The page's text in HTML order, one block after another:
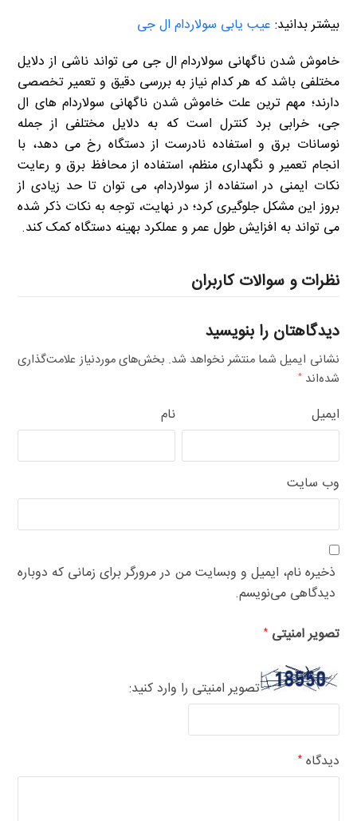
بیشتر بدانید: عیب یابی سولاردام ال جی
خاموش شدن ناگهانی سولاردام ال جی می تواند ناشی از دلایل
مختلفی باشد که هر کدام نیاز به بررسی دقیق و تعمیر تخصصی
دارند؛ مهم ترین علت خاموش شدن ناگهانی سولاردام های ال
جی، خرابی برد کنترل است که به دلایل مختلفی از جمله
نوسانات برق و استفاده نادرست از دستگاه رخ می دهد، با
انجام تعمیر و نگهداری منظم، استفاده از محافظ برق و رعایت
نکات ایمنی در استفاده از سولاردام، می توان تا حد زیادی از
بروز این مشکل جلوگیری کرد؛ در نهایت، توجه به نکات ذکر شده
می تواند به افزایش طول عمر و عملکرد بهینه دستگاه کمک کند.
نظرات و سوالات کاربران
دیدگاهتان را بنویسید
نشانی ایمیل شما منتشر نخواهد شد. بخش‌های موردنیاز علامت‌گذاری
شده‌اند*
نام ایمیل
وب‌ سایت
ذخیره نام، ایمیل و وبسایت من در مرورگر برای زمانی که دوباره
دیدگاهی می‌نویسم.
تصویر امنیتی*
تصویر امنیتی را وارد کنید:
دیدگاه*